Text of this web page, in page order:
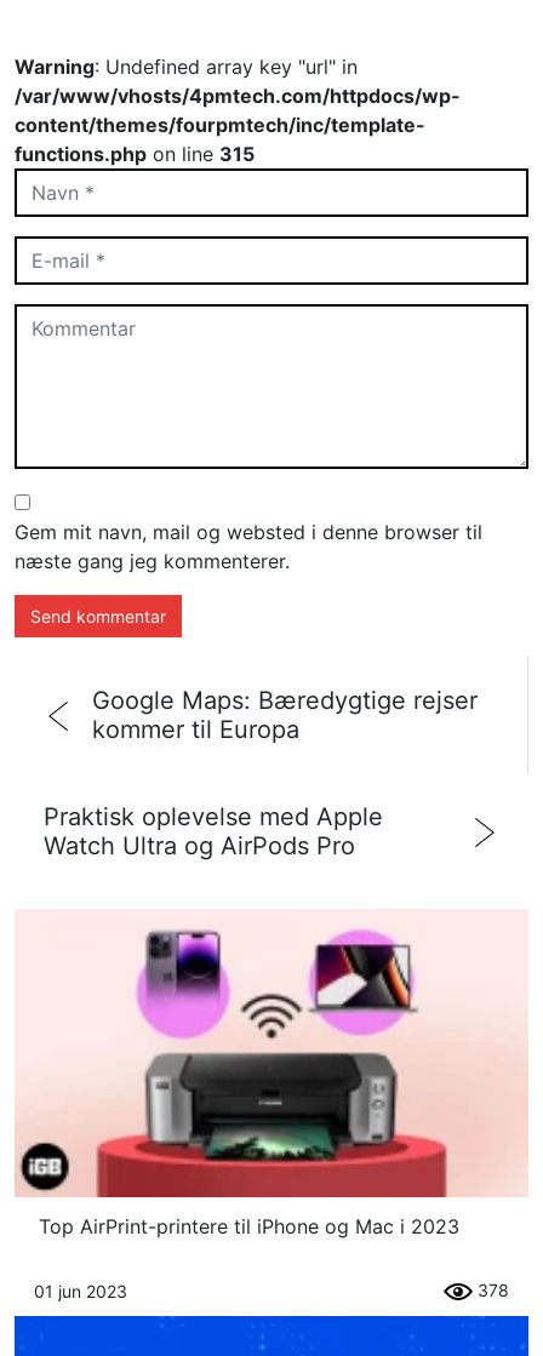
Warning: Undefined array key "url" in
/var/www/vhosts/4pmtech.com/httpdocs/wp-
content/themes/fourpmtech/inc/template-
functions.php on line 315
Gem mit navn, mail og websted i denne browser til
næste gang jeg kommenterer.
Google Maps: Bæredygtige rejser
kommer til Europa
Praktisk oplevelse med Apple
Watch Ultra og AirPods Pro
Top AirPrint-printere til iPhone og Mac i 2023
01 jun 2023 378